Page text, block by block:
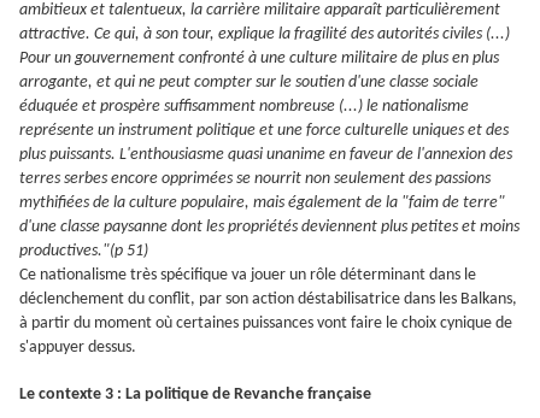
ambitieux et talentueux, la carrière militaire apparaît particulièrement
attractive. Ce qui, à son tour, explique la fragilité des autorités civiles (...)
Pour un gouvernement confronté à une culture militaire de plus en plus
arrogante, et qui ne peut compter sur le soutien d'une classe sociale
éduquée et prospère suffisamment nombreuse (...) le nationalisme
représente un instrument politique et une force culturelle uniques et des
plus puissants. L'enthousiasme quasi unanime en faveur de l'annexion des
terres serbes encore opprimées se nourrit non seulement des passions
mythifiées de la culture populaire, mais également de la "faim de terre"
d'une classe paysanne dont les propriétés deviennent plus petites et moins
productives."(p 51)
Ce nationalisme très spécifique va jouer un rôle déterminant dans le
déclenchement du conflit, par son action déstabilisatrice dans les Balkans,
à partir du moment où certaines puissances vont faire le choix cynique de
s'appuyer dessus.
Le contexte 3 : La politique de Revanche française